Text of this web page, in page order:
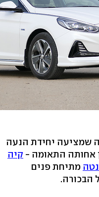
שמציעה יחידת הנעה
אחותה התאומה - קיה
מתיחת פנים
הבכורה.